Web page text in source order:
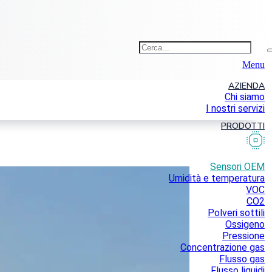
Menu
AZIENDA
Chi siamo
I nostri servizi
PRODOTTI
Sensori OEM
Umidità e temperatura
VOC
CO2
Polveri sottili
Ossigeno
Pressione
Concentrazione gas
Flusso gas